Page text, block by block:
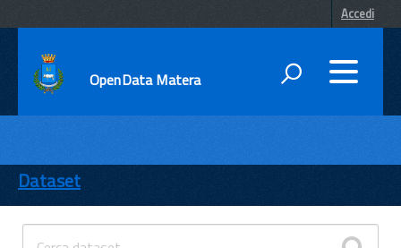
Accedi
OpenData Matera
ENTI
TEMI
INFORMAZIONI
Dataset